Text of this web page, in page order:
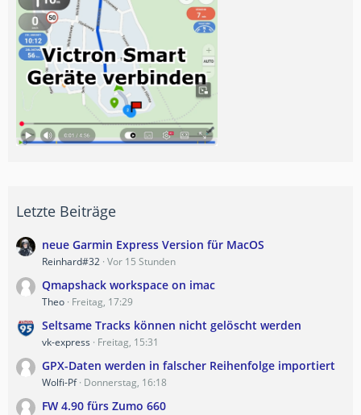
Letzte Beiträge
neue Garmin Express Version für MacOS
Reinhard#32 Vor 15 Stunden
Qmapshack workspace on imac
Theo Freitag, 17:29
Seltsame Tracks können nicht gelöscht werden
vk-express Freitag, 15:31
GPX-Daten werden in falscher Reihenfolge importiert
Wolfi-Pf Donnerstag, 16:18
FW 4.90 fürs Zumo 660